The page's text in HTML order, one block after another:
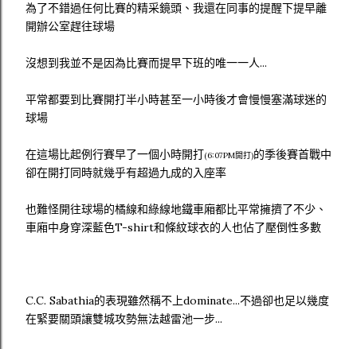
為了不錯過任何比賽的精采鏡頭、我還在同事的提醒下提早離
開辦公室趕往球場
沒想到我並不是因為比賽而提早下班的唯一一人...
平常都要到比賽開打半小時甚至一小時後才會慢慢塞滿球迷的
球場
在這場比起例行賽早了一個小時開打(6:07PM開打)的季後賽首戰中
卻在開打同時就幾乎有超過九成的入座率
也難怪開往球場的橘線和綠線地鐵車廂都比平常擁擠了不少、
車廂中身穿深藍色T-shirt和條紋球衣的人也佔了壓倒性多數
C.C. Sabathia的表現雖然稱不上dominate...不過卻也足以幾度
在緊要關頭讓雙城攻勢無法越雷池一步...